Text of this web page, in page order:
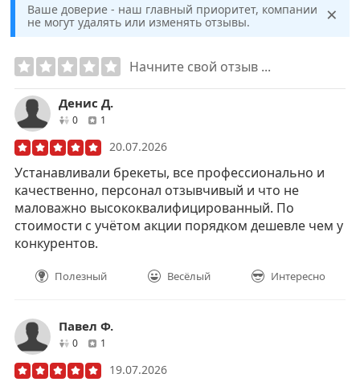
Ваше доверие - наш главный приоритет, компании
не могут удалять или изменять отзывы.
×
Начните свой отзыв ...
Денис Д.
0друзей1
20.07.2026
Устанавливали брекеты, все профессионально и
качественно, персонал отзывчивый и что не
маловажно высококвалифицированный. По
стоимости с учётом акции порядком дешевле чем у
конкурентов.
Полезный Весёлый Интересно
Павел Ф.
0друзей1
19.07.2026